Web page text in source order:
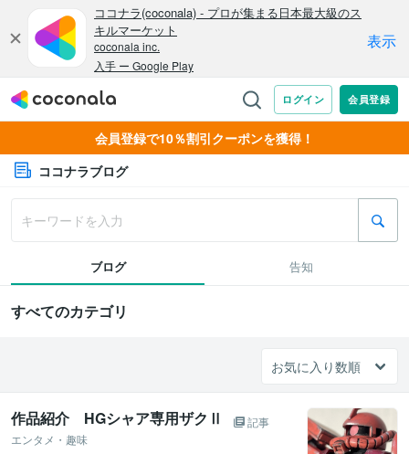
会員登録で10％割引クーポンを獲得！
ココナラブログ
ブログ 告知
すべてのカテゴリ
作品紹介 HGシャア専用ザクⅡ
記事
エンタメ・趣味